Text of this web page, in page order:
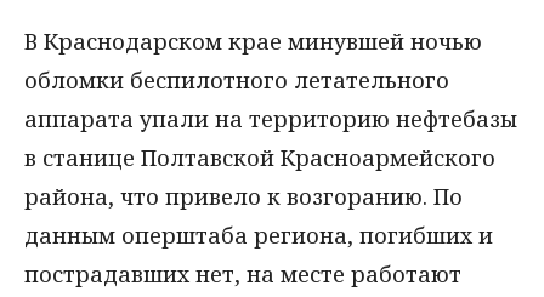
В Краснодарском крае минувшей ночью
обломки беспилотного летательного
аппарата упали на территорию нефтебазы
в станице Полтавской Красноармейского
района, что привело к возгоранию. По
данным оперштаба региона, погибших и
пострадавших нет, на месте работают